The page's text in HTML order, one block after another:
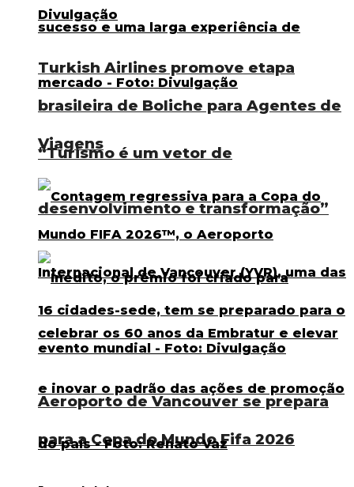
Turkish Airlines promove etapa
brasileira de Boliche para Agentes de
Viagens
Aeroporto de Vancouver se prepara
para a Copa do Mundo Fifa 2026
“Turismo é um vetor de
desenvolvimento e transformação”